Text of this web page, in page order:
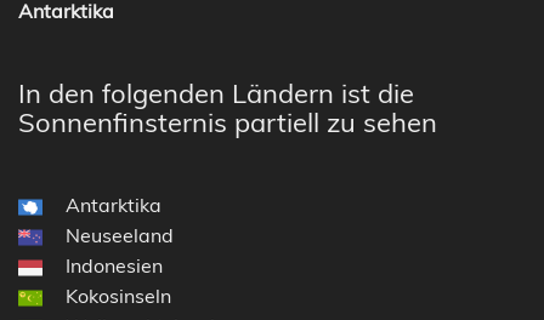
Antarktika
In den folgenden Ländern ist die
Sonnenfinsternis partiell zu sehen
Antarktika
Neuseeland
Indonesien
Kokosinseln